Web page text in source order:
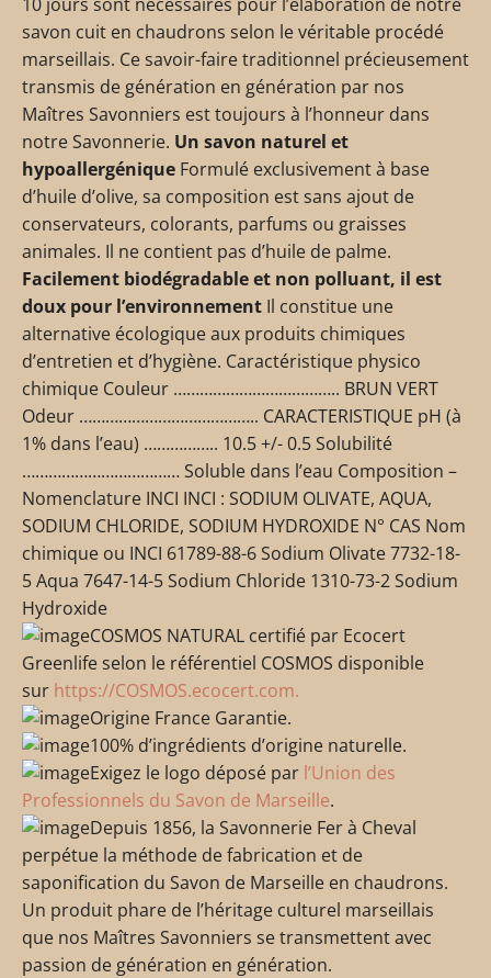
savon cuit en chaudrons selon le véritable procédé
marseillais. Ce savoir-faire traditionnel précieusement
transmis de génération en génération par nos
Maîtres Savonniers est toujours à l’honneur dans
notre Savonnerie. Un savon naturel et
hypoallergénique Formulé exclusivement à base
d’huile d’olive, sa composition est sans ajout de
conservateurs, colorants, parfums ou graisses
animales. Il ne contient pas d’huile de palme.
Facilement biodégradable et non polluant, il est
doux pour l’environnement Il constitue une
alternative écologique aux produits chimiques
d’entretien et d’hygiène. Caractéristique physico
chimique Couleur ……………………………….. BRUN VERT
Odeur ………………………………….. CARACTERISTIQUE pH (à
1% dans l’eau) …………….. 10.5 +/- 0.5 Solubilité
……………………………… Soluble dans l’eau Composition –
Nomenclature INCI INCI : SODIUM OLIVATE, AQUA,
SODIUM CHLORIDE, SODIUM HYDROXIDE N° CAS Nom
chimique ou INCI 61789-88-6 Sodium Olivate 7732-18-
5 Aqua 7647-14-5 Sodium Chloride 1310-73-2 Sodium
Hydroxide
COSMOS NATURAL certifié par Ecocert
Greenlife selon le référentiel COSMOS disponible
sur https://COSMOS.ecocert.com.
Origine France Garantie.
100% d’ingrédients d’origine naturelle.
Exigez le logo déposé par l’Union des
Professionnels du Savon de Marseille.
Depuis 1856, la Savonnerie Fer à Cheval
perpétue la méthode de fabrication et de
saponification du Savon de Marseille en chaudrons.
Un produit phare de l’héritage culturel marseillais
que nos Maîtres Savonniers se transmettent avec
passion de génération en génération.